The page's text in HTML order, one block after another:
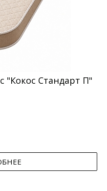
"Кокос Стандарт П"